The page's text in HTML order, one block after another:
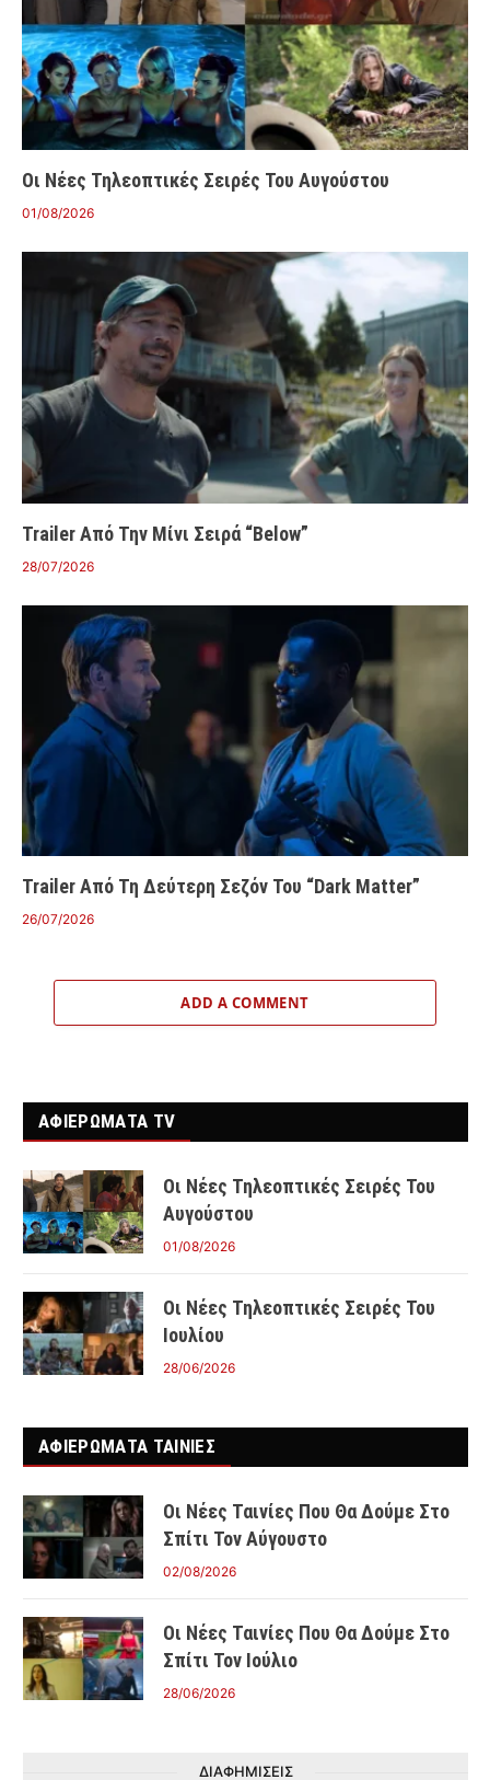
Οι Νέες Τηλεοπτικές Σειρές Του Αυγούστου
01/08/2026
Trailer Από Την Μίνι Σειρά “Below”
28/07/2026
Trailer Από Τη Δεύτερη Σεζόν Του “Dark Matter”
26/07/2026
ADD A COMMENT
ΑΦΙΕΡΩΜΑΤΑ TV
Οι Νέες Τηλεοπτικές Σειρές Του
Αυγούστου
01/08/2026
Οι Νέες Τηλεοπτικές Σειρές Του
Ιουλίου
28/06/2026
ΑΦΙΕΡΩΜΑΤΑ ΤΑΙΝΊΕΣ
Οι Νέες Ταινίες Που Θα Δούμε Στο
Σπίτι Τον Αύγουστο
02/08/2026
Οι Νέες Ταινίες Που Θα Δούμε Στο
Σπίτι Τον Ιούλιο
28/06/2026
ΔΙΑΦΗΜΙΣΕΙΣ